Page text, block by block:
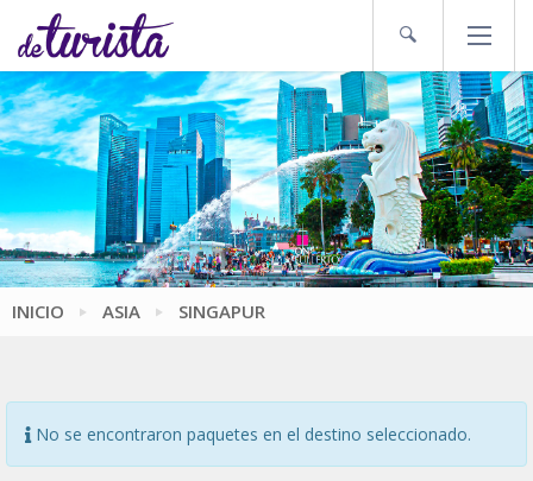
INICIO ASIA SINGAPUR
No se encontraron paquetes en el destino seleccionado.